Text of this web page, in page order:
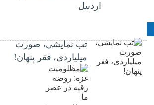
اردبیل
تب نمایشی، صورت
میلیاردی، فقر پنهان!